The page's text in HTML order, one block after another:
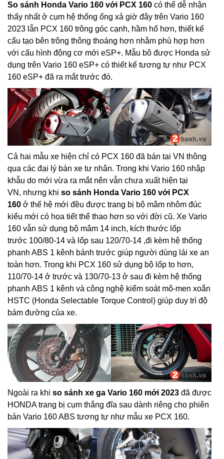
So sánh Honda Vario 160 với PCX 160 có thể dễ nhận
thấy nhất ở cụm hệ thống ống xả giờ đây trên Vario 160
2023 lẫn PCX 160 trông góc cạnh, hầm hố hơn, thiết kế
cấu tạo bên trông thông thoáng hơn nhằm phù hợp hơn
với cấu hình động cơ mới eSP+. Mẫu bô được Honda sử
dụng trên Vario 160 eSP+ có thiết kế tương tự như PCX
160 eSP+ đã ra mắt trước đó.
Cả hai mẫu xe hiện chỉ có PCX 160 đã bán tại VN thông
qua các đại lý bán xe tư nhân. Trong khi Vario 160 nhập
khẫu do mới vừa ra mắt nên vẫn chưa xuất hiện tại
VN, nhưng khi so sánh Honda Vario 160 với PCX
160 ở thế hệ mới đều được trang bị bộ mâm nhôm đúc
kiểu mới có họa tiết thể thao hơn so với đời cũ. Xe Vario
160 vẫn sử dụng bộ mâm 14 inch, kích thước lốp
trước 100/80-14 và lốp sau 120/70-14 ,đi kèm hệ thống
phanh ABS 1 kênh bánh trước giúp người dùng lái xe an
toàn hơn. Trong khi PCX 160 sử dụng bộ lốp to hơn,
110/70-14 ở trước và 130/70-13 ở sau đi kèm hệ thống
phanh ABS 1 kênh và công nghệ kiểm soát mô-men xoắn
HSTC (Honda Selectable Torque Control) giúp duy trì độ
bám đường của xe.
Ngoài ra khi so sánh xe ga Vario 160 mới 2023 đã được
HONDA trang bị cụm thắng đĩa sau dành riêng cho phiên
bản Vario 160 ABS tương tự như mẫu xe PCX 160.